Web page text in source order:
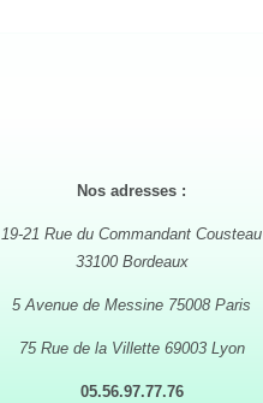
Nos adresses :
19-21 Rue du Commandant Cousteau
33100 Bordeaux
5 Avenue de Messine 75008 Paris
75 Rue de la Villette 69003 Lyon
05.56.97.77.76